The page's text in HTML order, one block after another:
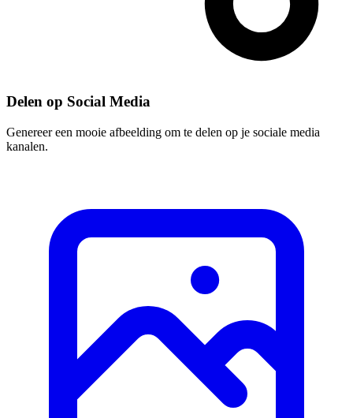
Delen op Social Media
Genereer een mooie afbeelding om te delen op je sociale media
kanalen.